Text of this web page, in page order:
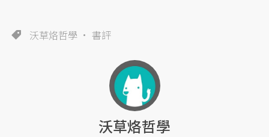
沃草烙哲學 書評
沃草烙哲學